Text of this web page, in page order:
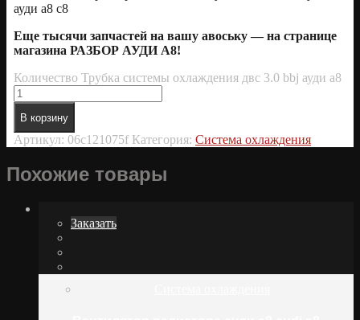
ауди а8 с8
Еще тысячи запчастей на вашу авоську — на странице
магазина РАЗБОР АУДИ А8!
Количество Трубка системы охлаждения двс 3.0 bbj ауди а8
В корзину
Артикул: 06c121075f Категория: Система охлаждения
Похожие товары
Заказать